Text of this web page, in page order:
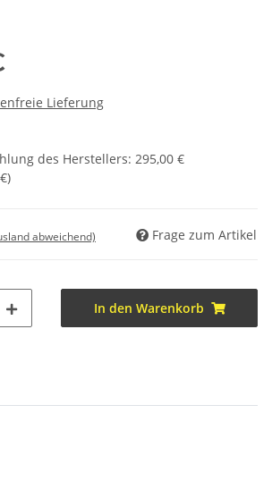
Lieferung
des Herstellers: 295,00 €
)
abweichend) Frage zum Artikel
In den Warenkorb